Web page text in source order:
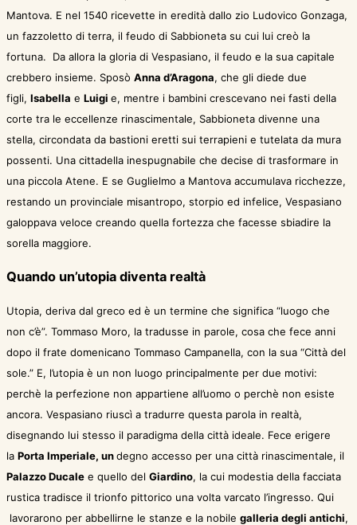
Mantova. E nel 1540 ricevette in eredità dallo zio Ludovico Gonzaga,
un fazzoletto di terra, il feudo di Sabbioneta su cui lui creò la
fortuna. Da allora la gloria di Vespasiano, il feudo e la sua capitale
crebbero insieme. Sposò Anna d’Aragona, che gli diede due
figli, Isabella e Luigi e, mentre i bambini crescevano nei fasti della
corte tra le eccellenze rinascimentale, Sabbioneta divenne una
stella, circondata da bastioni eretti sui terrapieni e tutelata da mura
possenti. Una cittadella inespugnabile che decise di trasformare in
una piccola Atene. E se Guglielmo a Mantova accumulava ricchezze,
restando un provinciale misantropo, storpio ed infelice, Vespasiano
galoppava veloce creando quella fortezza che facesse sbiadire la
sorella maggiore.
Quando un’utopia diventa realtà
Utopia, deriva dal greco ed è un termine che significa “luogo che
non c’è”. Tommaso Moro, la tradusse in parole, cosa che fece anni
dopo il frate domenicano Tommaso Campanella, con la sua “Città del
sole.” E, l’utopia è un non luogo principalmente per due motivi:
perchè la perfezione non appartiene all’uomo o perchè non esiste
ancora. Vespasiano riuscì a tradurre questa parola in realtà,
disegnando lui stesso il paradigma della città ideale. Fece erigere
la Porta Imperiale, undegno accesso per una città rinascimentale, il
Palazzo Ducale e quello del Giardino, la cui modestia della facciata
rustica tradisce il trionfo pittorico una volta varcato l’ingresso. Qui
lavorarono per abbellirne le stanze e la nobile galleria degli antichi,